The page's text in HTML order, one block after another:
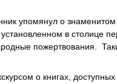
упомянул о
в столице
пожертвования.
о книгах,